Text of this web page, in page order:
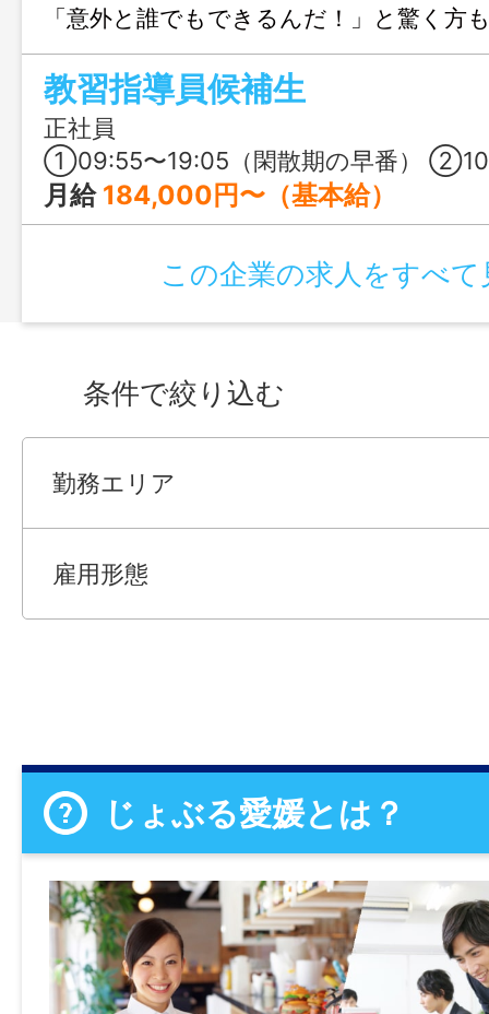
「意外と誰でもできるんだ！」と驚く方
見えて実は未経験から始められる、充実
ひ見学してみてください♪
教習指導員候補生
正社員
①09:55〜19:05（閑散期の早番） ②10:55〜20:05（閑散期の遅番） ③08:25〜17:35（繁忙期2・3・8
月給 184,000円〜（基本給）
この企業の求人をすべて
条件で絞り込む
勤務エリア
雇用形態
じょぶる愛媛とは？